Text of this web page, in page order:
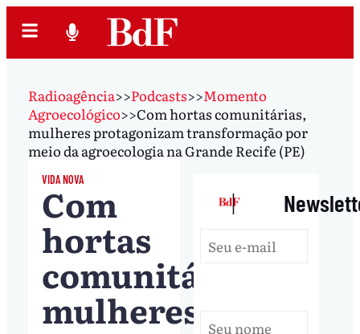
Radioagência>>Podcasts>>Momento
Agroecológico>>Com hortas comunitárias,
mulheres protagonizam transformação por
meio da agroecologia na Grande Recife (PE)
VIDA NOVA
Com
hortas
comunitárias,
mulheres
|